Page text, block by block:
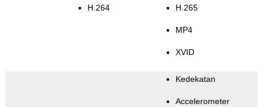
H.264 H.265
MP4
XVID
Kedekatan
Accelerometer